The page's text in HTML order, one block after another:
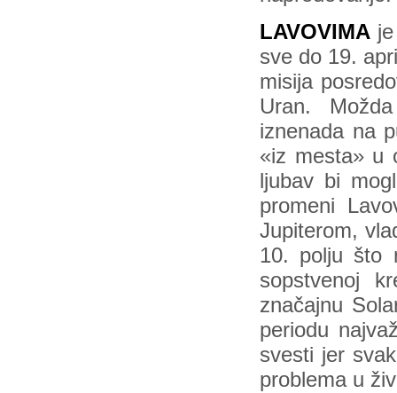
LAVOVIMA
sve do 19.
misija
Uran.
iznenada na
«iz mesta» u
ljubav bi
promeni
Jupiterom,
10. polju što
sopstvenoj
značajnu
periodu
svesti jer
problema u